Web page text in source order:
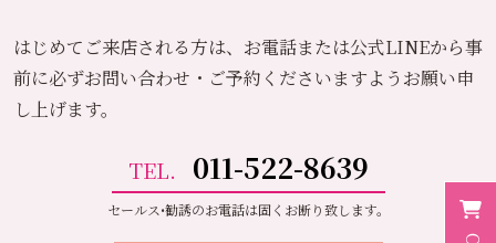
はじめてご来店される方は、お電話または公式LINEから事
前に必ずお問い合わせ・ご予約くださいますようお願い申
し上げます。
TEL. 011-522-8639
セールス•勧誘のお電話は固くお断り致します。